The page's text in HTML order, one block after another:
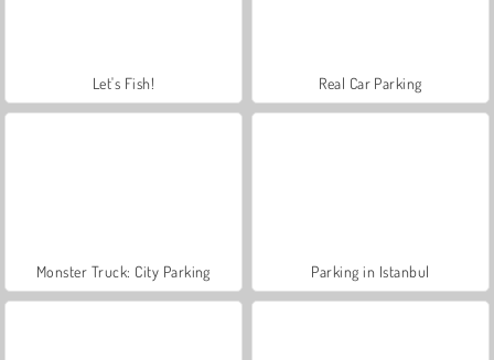
Let's Fish! Real Car Parking
Monster Truck: City Parking Parking in Istanbul